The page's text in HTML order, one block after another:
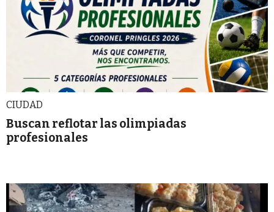
CIUDAD
Buscan reflotar las olimpiadas
profesionales